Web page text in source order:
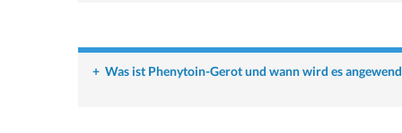
+ Was ist Phenytoin-Gerot und wann wird es